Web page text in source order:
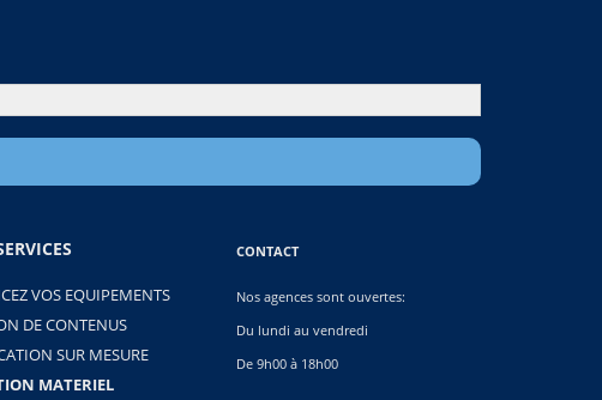
VOS EQUIPEMENTS
DE CONTENUS
SUR MESURE
MATERIEL
CONTACT
Nos agences sont ouvertes:
Du lundi au vendredi
De 9h00 à 18h00